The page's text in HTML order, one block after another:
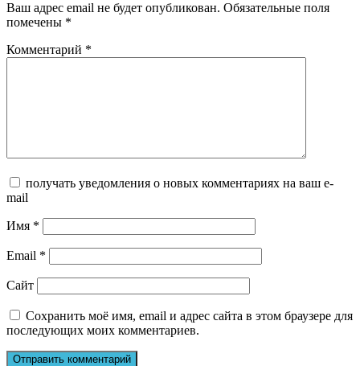
Ваш адрес email не будет опубликован. Обязательные поля
помечены *
Комментарий *
получать уведомления о новых комментариях на ваш e-
mail
Имя *
Email *
Сайт
Сохранить моё имя, email и адрес сайта в этом браузере для
последующих моих комментариев.